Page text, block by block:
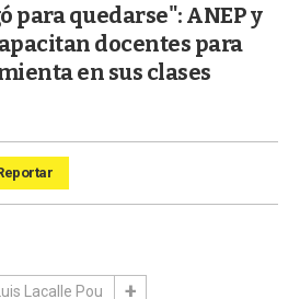
para quedarse": ANEP y
docentes para
en sus clases
Luis Lacalle Pou